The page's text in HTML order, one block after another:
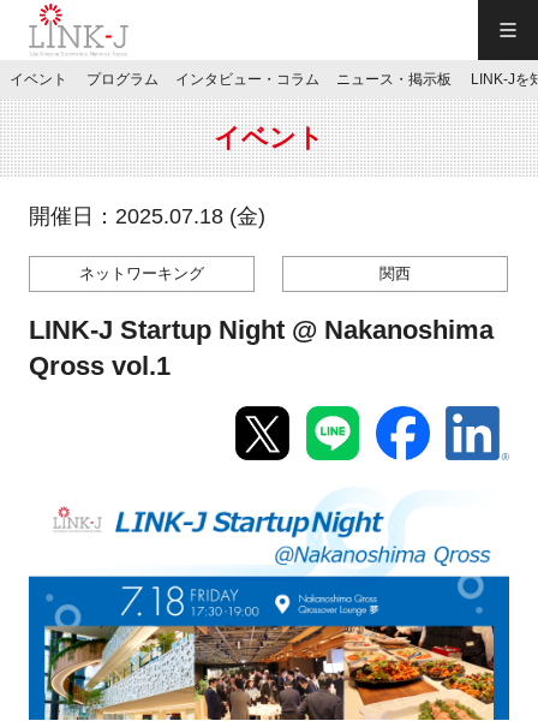
JP／EN
特別会員専用メニュー
施設ご予約
マイページ
新規登録
イベント
プログラム
イベント プログラム インタビュー・コラム ニュース・掲示板 LINK-Jを
イベント
開催日：2025.07.18 (金)
ネットワーキング 関西
LINK-J Startup Night @ Nakanoshima
Qross vol.1